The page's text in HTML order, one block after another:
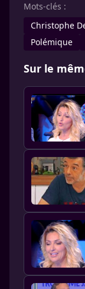
Mots-clés :
Christophe
Polémique
Sur le